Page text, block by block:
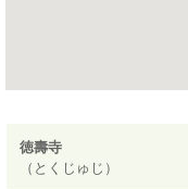
徳壽寺
（とくじゅじ）